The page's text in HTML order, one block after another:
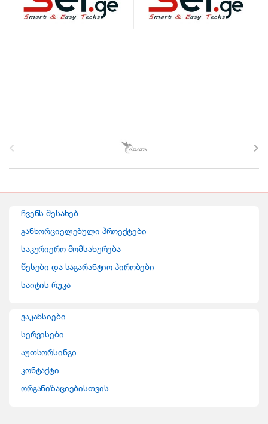
ჩვენს შესახებ
განხორციელებული პროექტები
საკურიერო მომსახურება
წესები და საგარანტიო პირობები
საიტის რუკა
ვაკანსიები
სერვისები
აუთსორსინგი
კონტაქტი
ორგანიზაციებისთვის